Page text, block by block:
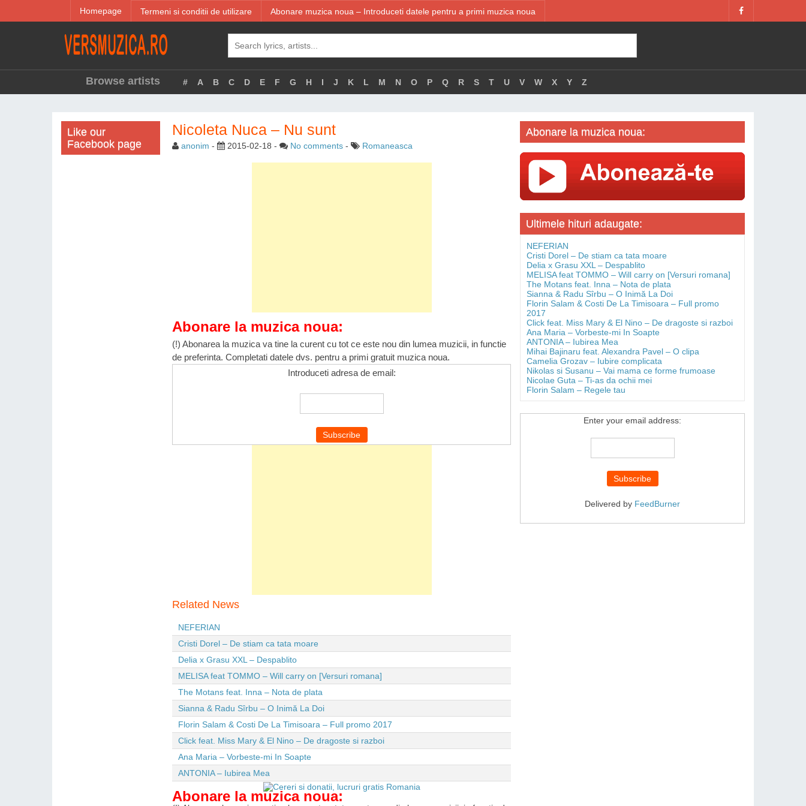
Homepage Termeni si conditii de utilizare Abonare muzica noua – Introduceti datele pentru a primi muzica noua
Browse artists # A B C D E F G H I J K L M N O P Q R S T U V W X Y Z
Like our
Facebook page
Nicoleta Nuca – Nu sunt
anonim - 2015-02-18 - No comments - Romaneasca
Abonare la muzica noua:
(!) Abonarea la muzica va tine la curent cu tot ce este nou din lumea muzicii, in functie
de preferinta. Completati datele dvs. pentru a primi gratuit muzica noua.
Introduceti adresa de email:
Related News
NEFERIAN
Cristi Dorel – De stiam ca tata moare
Delia x Grasu XXL – Despablito
MELISA feat TOMMO – Will carry on [Versuri romana]
The Motans feat. Inna – Nota de plata
Sianna & Radu Sîrbu – O Inimă La Doi
Florin Salam & Costi De La Timisoara – Full promo 2017
Click feat. Miss Mary & El Nino – De dragoste si razboi
Ana Maria – Vorbeste-mi In Soapte
ANTONIA – Iubirea Mea
Abonare la muzica noua:
Abonare la muzica noua:
Ultimele hituri adaugate:
NEFERIAN
Cristi Dorel – De stiam ca tata moare
Delia x Grasu XXL – Despablito
MELISA feat TOMMO – Will carry on [Versuri romana]
The Motans feat. Inna – Nota de plata
Sianna & Radu Sîrbu – O Inimă La Doi
Florin Salam & Costi De La Timisoara – Full promo
2017
Click feat. Miss Mary & El Nino – De dragoste si razboi
Ana Maria – Vorbeste-mi In Soapte
ANTONIA – Iubirea Mea
Mihai Bajinaru feat. Alexandra Pavel – O clipa
Camelia Grozav – Iubire complicata
Nikolas si Susanu – Vai mama ce forme frumoase
Nicolae Guta – Ti-as da ochii mei
Florin Salam – Regele tau
Enter your email address:
Delivered by FeedBurner